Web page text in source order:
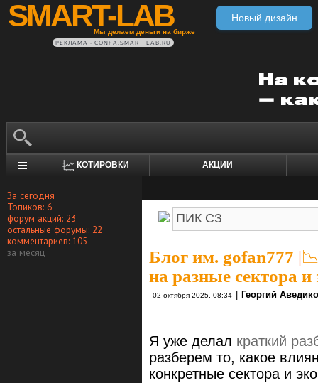
SMART-LAB
Мы делаем деньги на бирже
Новый дизайн
РЕКЛАМА • CONFA.SMART-LAB.RU
КОТИРОВКИ АКЦИИ
За сегодня
Топиков: 6
форум акций: 23
остальные форумы: 22
комментариев: 105
за месяц
Блог им. gofan777 |
на разные сектора
02 октября 2025, 08:34 Георгий
Я уже делал краткий
разберем то, какое
конкретные сектора и